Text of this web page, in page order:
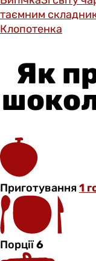
таємним
Клопотенка
Як
Приготування1
Порції6